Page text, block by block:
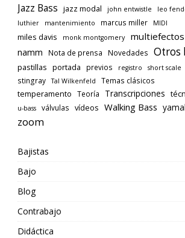
Jazz Bass jazz modal john entwistle
leo
luthier
mantenimiento marcus miller MIDI
miles davis monk montgomery multiefectos
namm Nota de prensa Novedades Otros
pastillas portada previos registro short scale
stingray Tal Wilkenfeld Temas clásicos
temperamento Teoría Transcripciones
u-bass válvulas vídeos Walking Bass
zoom
Bajistas
Bajo
Blog
Contrabajo
Didáctica